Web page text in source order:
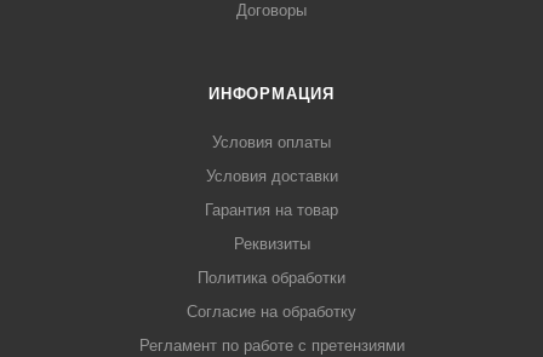
Договоры
ИНФОРМАЦИЯ
Условия оплаты
Условия доставки
Гарантия на товар
Реквизиты
Политика обработки
Согласие на обработку
Регламент по работе с претензиями